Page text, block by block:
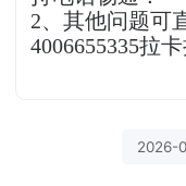
2、其他问题可
4006655335拉
2026-